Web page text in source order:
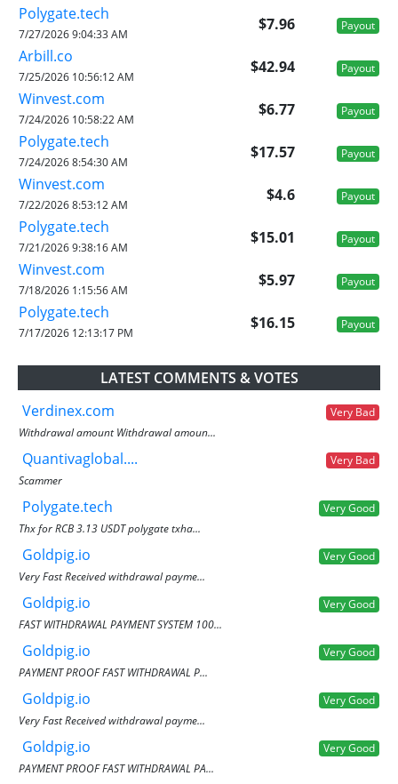
Polygate.tech
$7.96 Payout
7/27/2026 9:04:33 AM
Arbill.co
$42.94 Payout
7/25/2026 10:56:12 AM
Winvest.com
$6.77 Payout
7/24/2026 10:58:22 AM
Polygate.tech
$17.57 Payout
7/24/2026 8:54:30 AM
Winvest.com
$4.6 Payout
7/22/2026 8:53:12 AM
Polygate.tech
$15.01 Payout
7/21/2026 9:38:16 AM
Winvest.com
$5.97 Payout
7/18/2026 1:15:56 AM
Polygate.tech
$16.15 Payout
7/17/2026 12:13:17 PM
LATEST COMMENTS & VOTES
Verdinex.com
Very Bad
Withdrawal amount Withdrawal amoun...
Quantivaglobal....
Very Bad
Scammer
Polygate.tech
Very Good
Thx for RCB 3.13 USDT polygate txha...
Goldpig.io
Very Good
Very Fast Received withdrawal payme...
Goldpig.io
Very Good
FAST WITHDRAWAL PAYMENT SYSTEM 100...
Goldpig.io
Very Good
PAYMENT PROOF FAST WITHDRAWAL P...
Goldpig.io
Very Good
Very Fast Received withdrawal payme...
Goldpig.io
Very Good
PAYMENT PROOF FAST WITHDRAWAL PA...